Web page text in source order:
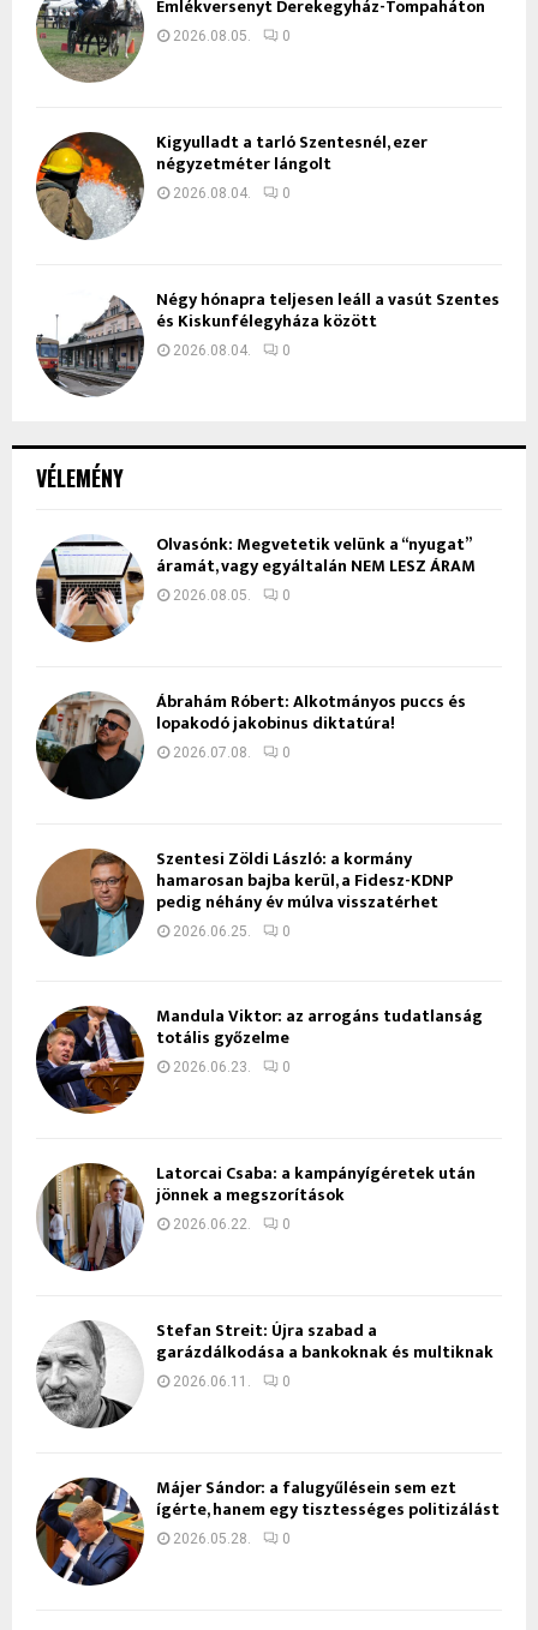
VÉLEMÉNY
Olvasónk: Megvetetik velünk a “nyugat”
áramát, vagy egyáltalán NEM LESZ ÁRAM
2026.08.05. 0
Ábrahám Róbert: Alkotmányos puccs és
lopakodó jakobinus diktatúra!
2026.07.08. 0
Szentesi Zöldi László: a kormány
hamarosan bajba kerül, a Fidesz-KDNP
pedig néhány év múlva visszatérhet
2026.06.25. 0
Mandula Viktor: az arrogáns tudatlanság
totális győzelme
2026.06.23. 0
Latorcai Csaba: a kampányígéretek után
jönnek a megszorítások
2026.06.22. 0
Stefan Streit: Újra szabad a
garázdálkodása a bankoknak és multiknak
2026.06.11. 0
Májer Sándor: a falugyűlésein sem ezt
ígérte, hanem egy tisztességes politizálást
2026.05.28. 0
Emlékversenyt Derekegyház-Tompaháton
2026.08.05. 0
Kigyulladt a tarló Szentesnél, ezer
négyzetméter lángolt
2026.08.04. 0
Négy hónapra teljesen leáll a vasút Szentes
és Kiskunfélegyháza között
2026.08.04. 0